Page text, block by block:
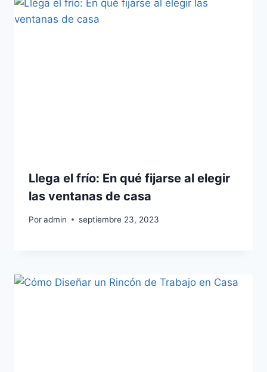
Llega el frío: En qué fijarse al elegir
las ventanas de casa
Poradmin septiembre 23, 2023